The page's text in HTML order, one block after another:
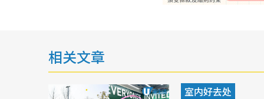
相关文章
室内好去处